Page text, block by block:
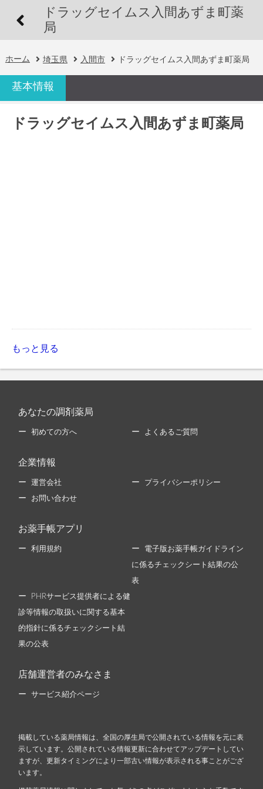
ドラッグセイムス入間あずま町薬
局
ホーム 埼玉県 入間市 ドラッグセイムス入間あずま町薬局
基本情報
ドラッグセイムス入間あずま町薬局
もっと見る
あなたの調剤薬局
初めての方へ よくあるご質問
企業情報
運営会社 プライバシーポリシー
お問い合わせ
お薬手帳アプリ
利用規約 電子版お薬手帳ガイドライン
に係るチェックシート結果の公
表
PHRサービス提供者による健
診等情報の取扱いに関する基本
的指針に係るチェックシート結
果の公表
店舗運営者のみなさま
サービス紹介ページ
掲載している薬局情報は、全国の厚生局で公開されている情報を元に表
示しています。公開されている情報更新に合わせてアップデートしてい
ますが、更新タイミングにより一部古い情報が表示される事ことがござ
います。